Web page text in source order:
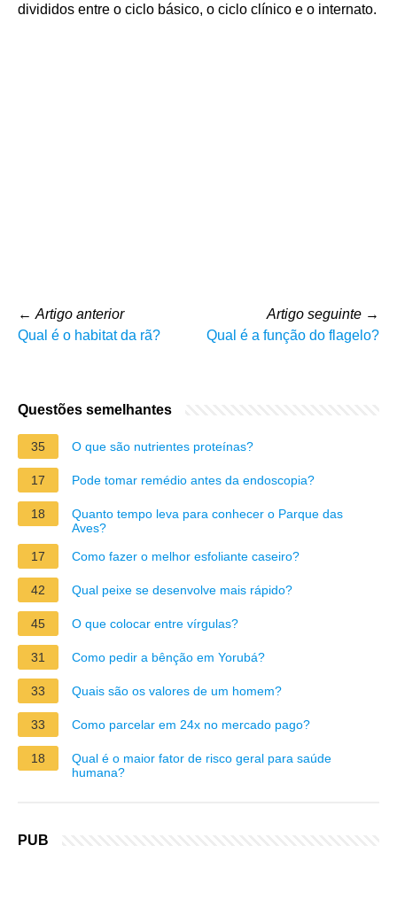
divididos entre o ciclo básico, o ciclo clínico e o internato.
← Artigo anterior
Qual é o habitat da rã?
Artigo seguinte →
Qual é a função do flagelo?
Questões semelhantes
35 O que são nutrientes proteínas?
17 Pode tomar remédio antes da endoscopia?
18
Quanto tempo leva para conhecer o Parque das
Aves?
17
Como fazer o melhor esfoliante caseiro?
42 Qual peixe se desenvolve mais rápido?
45 O que colocar entre vírgulas?
31 Como pedir a bênção em Yorubá?
33 Quais são os valores de um homem?
33 Como parcelar em 24x no mercado pago?
18
Qual é o maior fator de risco geral para saúde
humana?
PUB